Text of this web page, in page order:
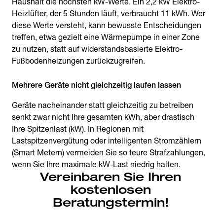
Heizlüfter, der 5 Stunden läuft, verbraucht 11 kWh. Wer
diese Werte versteht, kann bewusste Entscheidungen
treffen, etwa gezielt eine Wärmepumpe in einer Zone
zu nutzen, statt auf widerstandsbasierte Elektro-
Fußbodenheizungen zurückzugreifen.
Mehrere Geräte nicht gleichzeitig laufen lassen
Geräte nacheinander statt gleichzeitig zu betreiben
senkt zwar nicht Ihre gesamten kWh, aber drastisch
Ihre Spitzenlast (kW). In Regionen mit
Lastspitzenvergütung oder intelligenten Stromzählern
(Smart Metern) vermeiden Sie so teure Strafzahlungen,
wenn Sie Ihre maximale kW-Last niedrig halten.
Vereinbaren Sie Ihren
kostenlosen
Beratungstermin!